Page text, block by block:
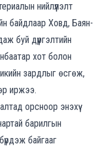
нийлүүлэлт
байдлаар Ховд, Баян-
буй дүүргэлтийн
хот болон
зардлыг өсгөж,
иржээ.
орсноор энэхүү
барилгын
байгааг